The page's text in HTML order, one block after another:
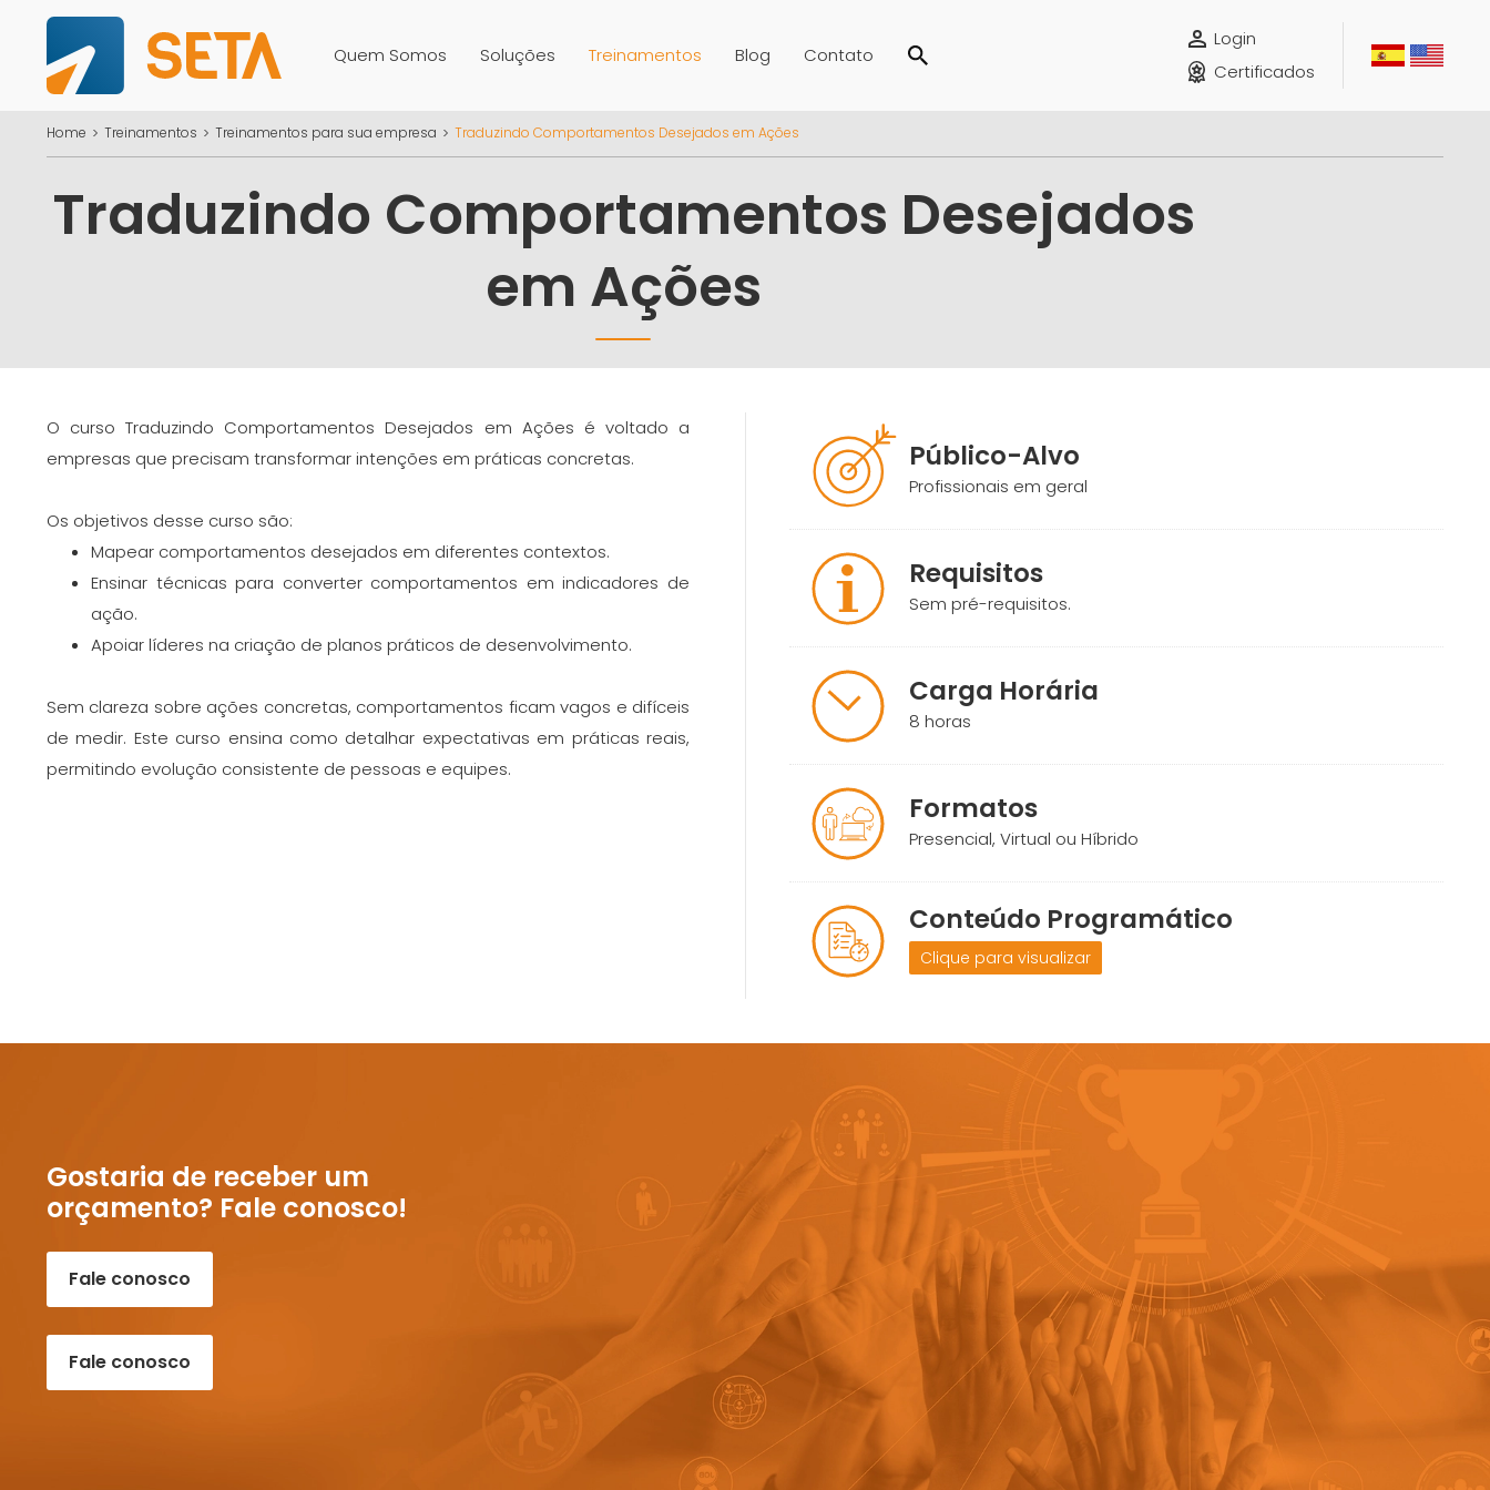
Quem Somos Soluções Treinamentos Blog Contato
Login
Certificados
Home Treinamentos Treinamentos para sua empresa Traduzindo Comportamentos Desejados em Ações
Traduzindo Comportamentos Desejados
em Ações
O curso Traduzindo Comportamentos Desejados em Ações é voltado a
empresas que precisam transformar intenções em práticas concretas.
Os objetivos desse curso são:
Mapear comportamentos desejados em diferentes contextos.
Ensinar técnicas para converter comportamentos em indicadores de
ação.
Apoiar líderes na criação de planos práticos de desenvolvimento.
Sem clareza sobre ações concretas, comportamentos ficam vagos e difíceis
de medir. Este curso ensina como detalhar expectativas em práticas reais,
permitindo evolução consistente de pessoas e equipes.
Público-Alvo
Profissionais em geral
Requisitos
Sem pré-requisitos.
Carga Horária
8 horas
Formatos
Presencial, Virtual ou Híbrido
Conteúdo Programático
Clique para visualizar
Gostaria de receber um
orçamento? Fale conosco!
Fale conosco
Fale conosco